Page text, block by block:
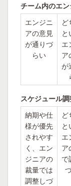
チーム内のエ
エンジニ
アの意見
が通りづ
らい
ど
と
エ
ア
が
スケジュール
納期や仕
様が優先
されやす
く、エン
ジニアの
裁量では
調整しづ
ど
と
エ
ア
で